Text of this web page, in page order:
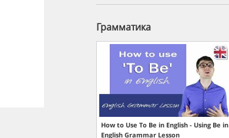
Грамматика
How to Use To Be in English - Using Be in
English Grammar Lesson